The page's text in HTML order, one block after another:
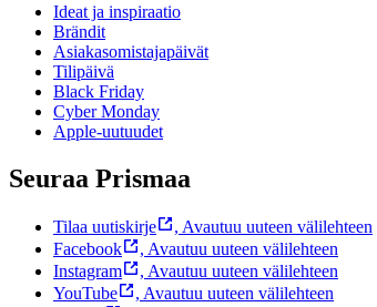
Ideat ja inspiraatio
Brändit
Asiakasomistajapäivät
Tilipäivä
Black Friday
Cyber Monday
Apple-uutuudet
Seuraa Prismaa
Tilaa uutiskirje , Avautuu uuteen välilehteen
Facebook
, Avautuu uuteen välilehteen
Instagram
, Avautuu uuteen välilehteen
YouTube
, Avautuu uuteen välilehteen